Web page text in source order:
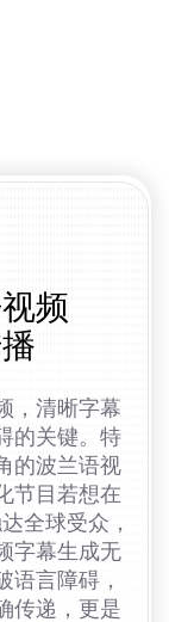
频
，清晰字幕
的关键。特
的波兰语视
节目若想在
全球受众，
字幕生成无
语言障碍，
传递，更是